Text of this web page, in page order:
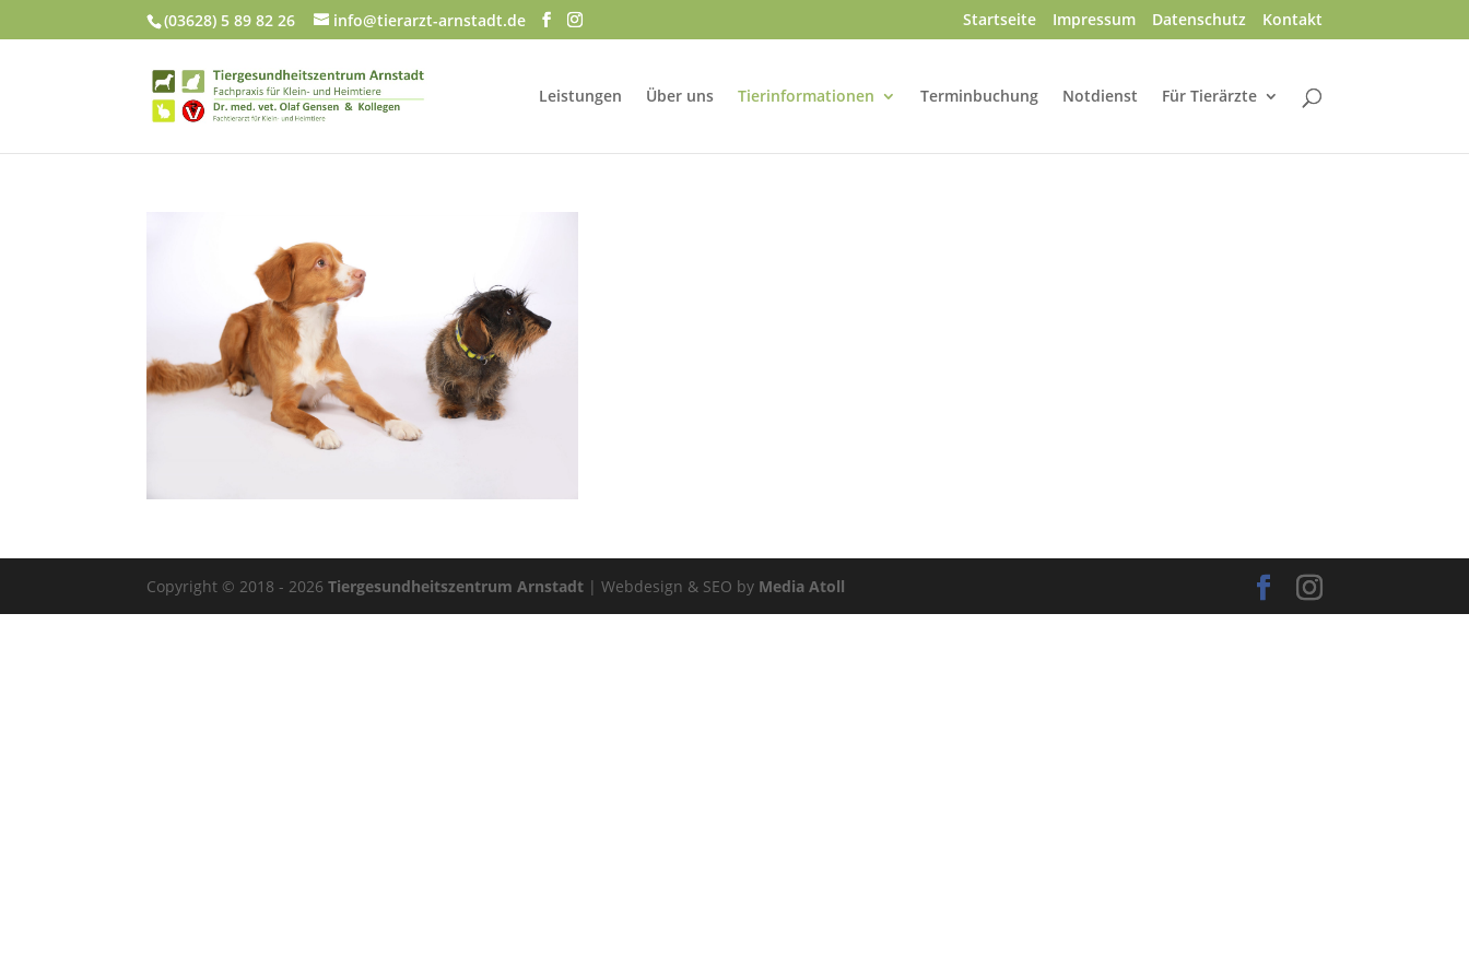
(03628) 5 89 82 26 info@tierarzt-arnstadt.de Startseite Impressum Datenschutz Kontakt
Leistungen Über uns Tierinformationen Terminbuchung Notdienst Für Tierärzte
Copyright © 2018 - 2026Tiergesundheitszentrum Arnstadt | Webdesign & SEO by Media Atoll